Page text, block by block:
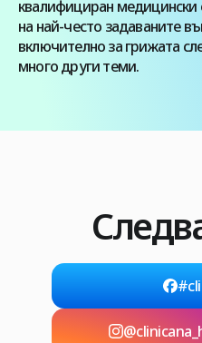
квалифициран медицински
на най-често задаваните
включително за грижата
много други теми.